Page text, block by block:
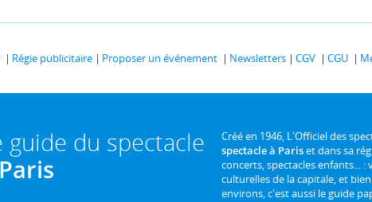
Régie publicitaire Proposer un événement Newsletters CGV CGU
guide du spectacle
Créé en 1946, L'Officiel des
spectacle à Pariset dans sa
concerts, spectacles enfants...
culturelles de la capitale, et
environs, c'est aussi le guide